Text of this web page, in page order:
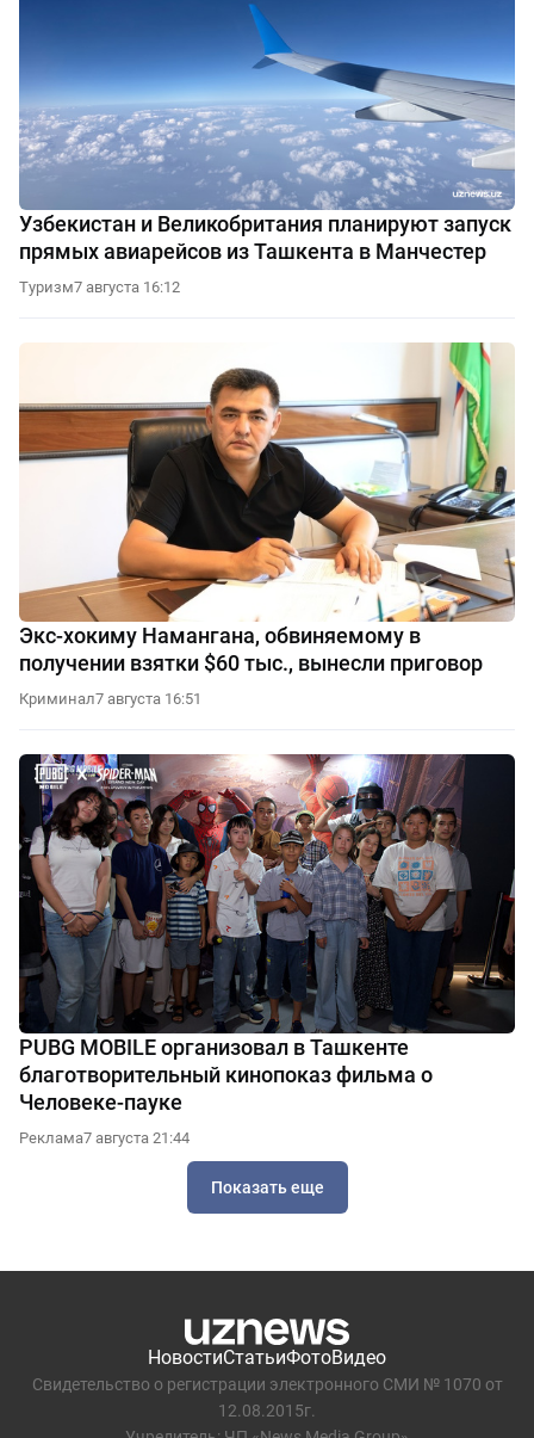
Узбекистан и Великобритания планируют запуск
прямых авиарейсов из Ташкента в Манчестер
Туризм7 августа 16:12
Экс-хокиму Намангана, обвиняемому в
получении взятки $60 тыс., вынесли приговор
Криминал7 августа 16:51
PUBG MOBILE организовал в Ташкенте
благотворительный кинопоказ фильма о
Человеке-пауке
Реклама7 августа 21:44
Показать еще
НовостиСтатьиФотоВидео
Свидетельство о регистрации электронного СМИ № 1070 от
12.08.2015г.